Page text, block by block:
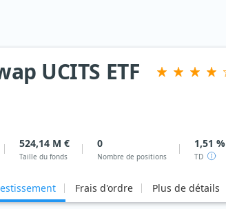
UCITS ETF
524,14 M €
Taille du fonds
0
Nombre de positions
1,51 %
TD
Frais d'ordre Plus de détails